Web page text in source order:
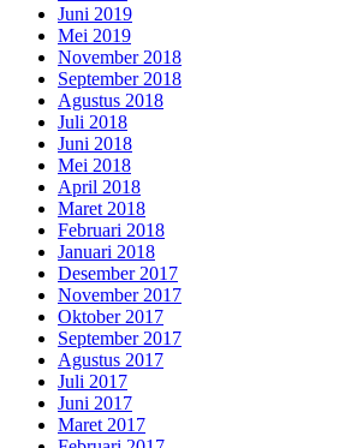
Juni 2019
Mei 2019
November 2018
September 2018
Agustus 2018
Juli 2018
Juni 2018
Mei 2018
April 2018
Maret 2018
Februari 2018
Januari 2018
Desember 2017
November 2017
Oktober 2017
September 2017
Agustus 2017
Juli 2017
Juni 2017
Maret 2017